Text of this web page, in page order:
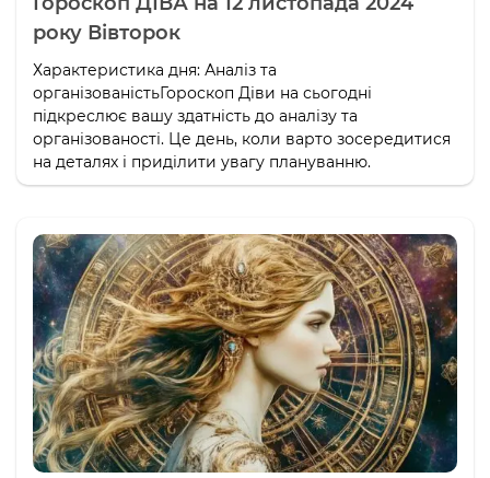
року Вівторок
Характеристика дня: Аналіз та
організованістьГороскоп Діви на сьогодні
підкреслює вашу здатність до аналізу та
організованості. Це день, коли варто зосередитися
на деталях і приділити увагу плануванню.